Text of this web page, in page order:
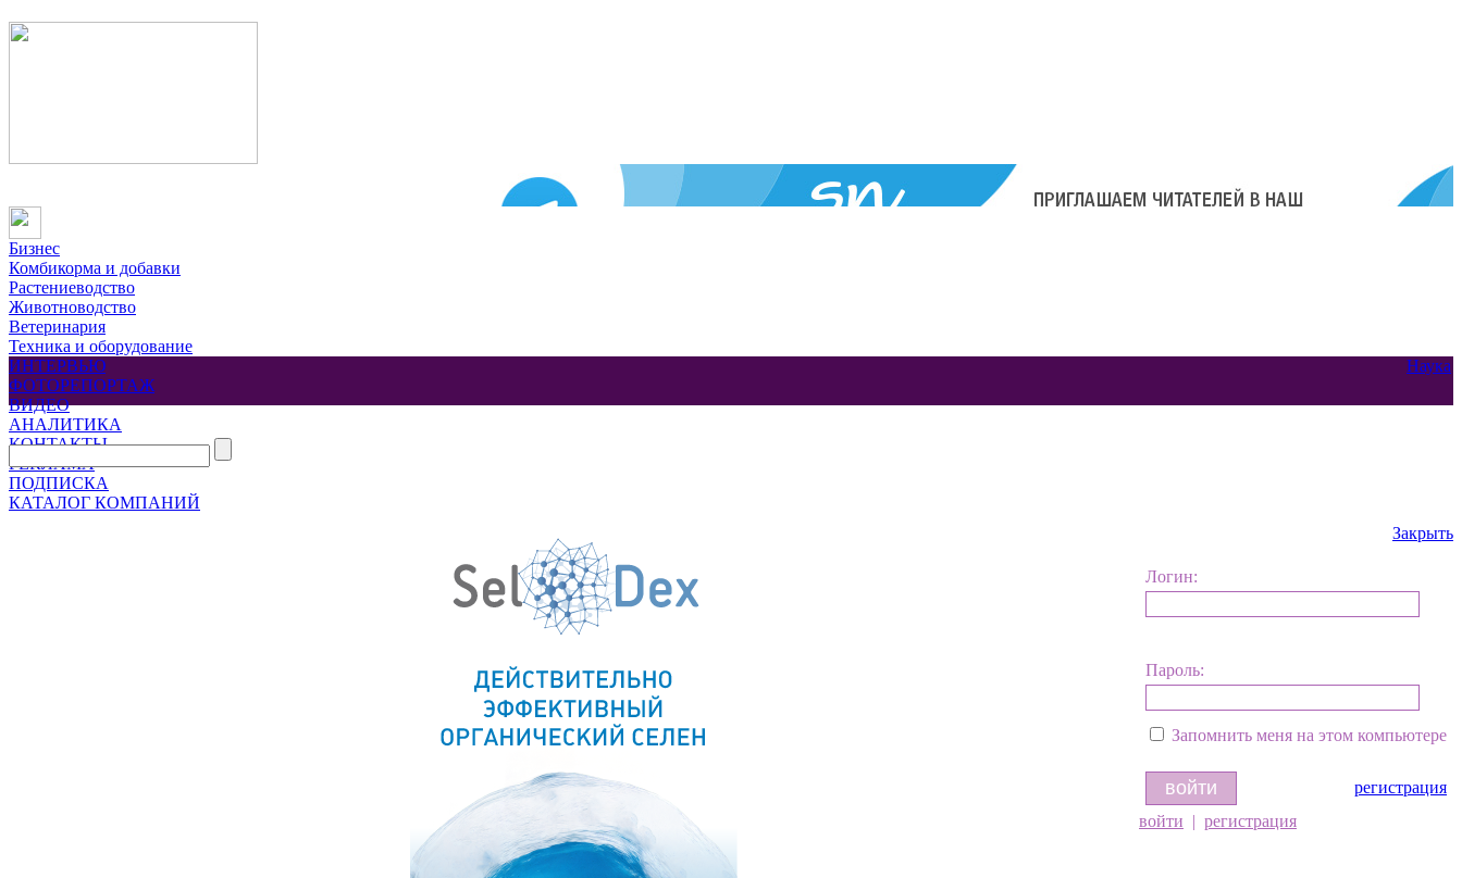
Бизнес
Комбикорма и добавки
Растениеводство
Животноводство
Ветеринария
Техника и оборудование
Наука
ИНТЕРВЬЮ
ФОТОРЕПОРТАЖ
ВИДЕО
АНАЛИТИКА
КОНТАКТЫ
РЕКЛАМА
ПОДПИСКА
КАТАЛОГ КОМПАНИЙ
Закрыть
Логин:
Пароль:
Запомнить меня на этом компьютере
регистрация
войти | регистрация